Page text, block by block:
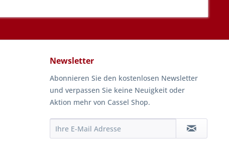
Newsletter
Abonnieren Sie den kostenlosen Newsletter
und verpassen Sie keine Neuigkeit oder
Aktion mehr von Cassel Shop.